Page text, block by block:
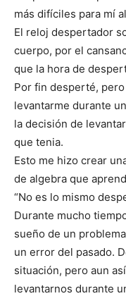
más difíciles para mí
El reloj despertador
cuerpo, por el
que la hora de
Por fin desperté,
levantarme durante
la decisión de
que tenia.
Esto me hizo crear
de algebra que
“No es lo mismo
Durante mucho
sueño de un
un error del pasado.
situación, pero aun
levantarnos durante